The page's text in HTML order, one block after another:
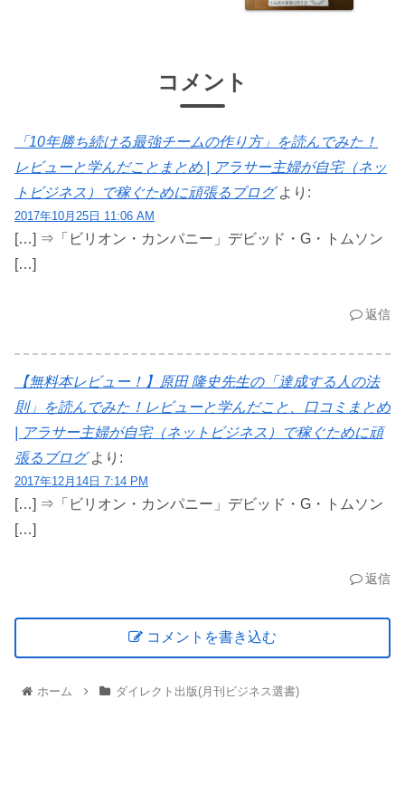
コメント
「10年勝ち続ける最強チームの作り方」を読んでみた！
レビューと学んだことまとめ | アラサー主婦が自宅（ネッ
トビジネス）で稼ぐために頑張るブログ より:
2017年10月25日 11:06 AM
[…] ⇒「ビリオン・カンパニー」デビッド・G・トムソン
[…]
返信
【無料本レビュー！】原田 隆史先生の「達成する人の法
則」を読んでみた！レビューと学んだこと、口コミまとめ
| アラサー主婦が自宅（ネットビジネス）で稼ぐために頑
張るブログ より:
2017年12月14日 7:14 PM
[…] ⇒「ビリオン・カンパニー」デビッド・G・トムソン
[…]
返信
コメントを書き込む
ホーム ダイレクト出版(月刊ビジネス選書)